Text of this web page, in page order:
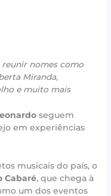
reunir nomes como
Miranda,
e muito mais
seguem
em experiências
musicais do país, o
Cabaré, que chega à
um dos eventos